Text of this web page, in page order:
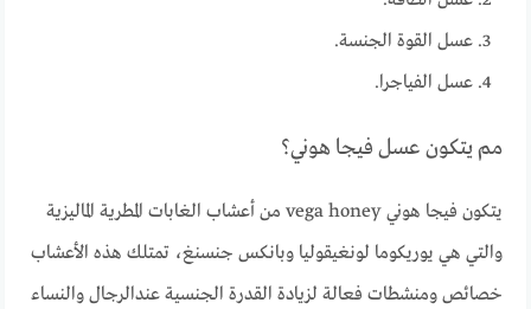
عسل القوة الجنسة.
عسل الفياجرا.
مم يتكون عسل فيجا هوني؟
يتكون فيجا هوني vega honey من أعشاب الغابات المطرية الماليزية
والتي هي يوريكوما لونغيقوليا وبانكس جنسنغ، تمتلك هذه الأعشاب
خصائص ومنشطات فعالة لزيادة القدرة الجنسية عندالرجال والنساء